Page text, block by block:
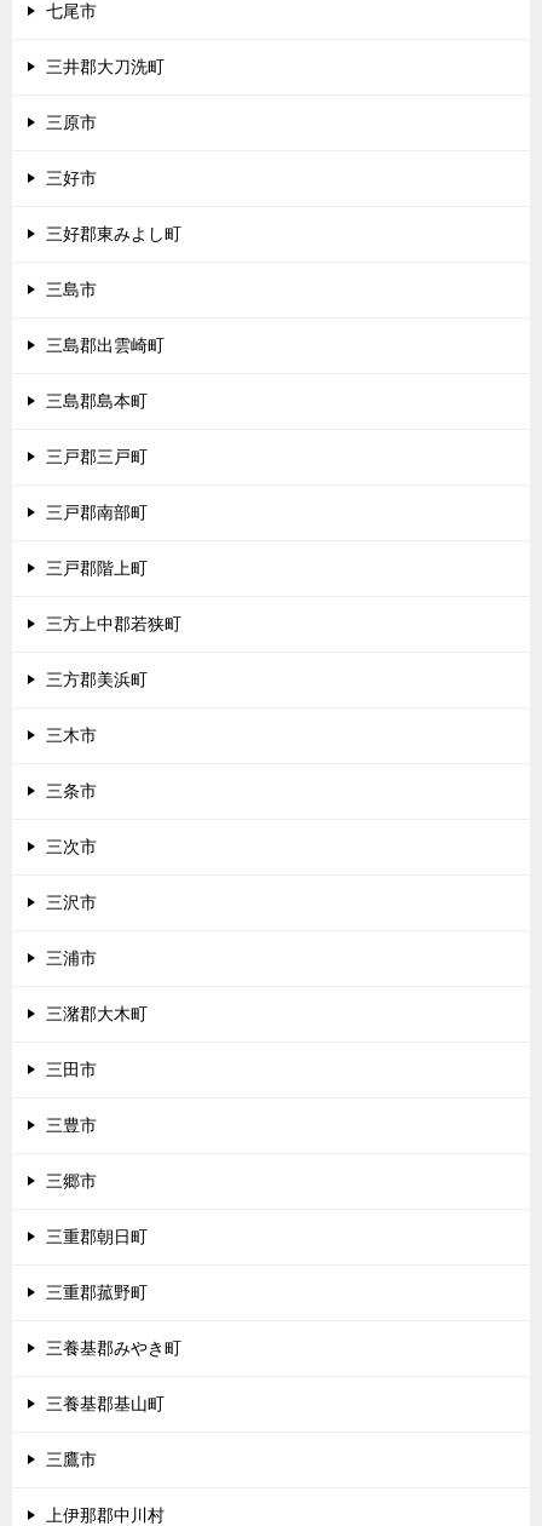
七尾市
三井郡大刀洗町
三原市
三好市
三好郡東みよし町
三島市
三島郡出雲崎町
三島郡島本町
三戸郡三戸町
三戸郡南部町
三戸郡階上町
三方上中郡若狭町
三方郡美浜町
三木市
三条市
三次市
三沢市
三浦市
三潴郡大木町
三田市
三豊市
三郷市
三重郡朝日町
三重郡菰野町
三養基郡みやき町
三養基郡基山町
三鷹市
上伊那郡中川村